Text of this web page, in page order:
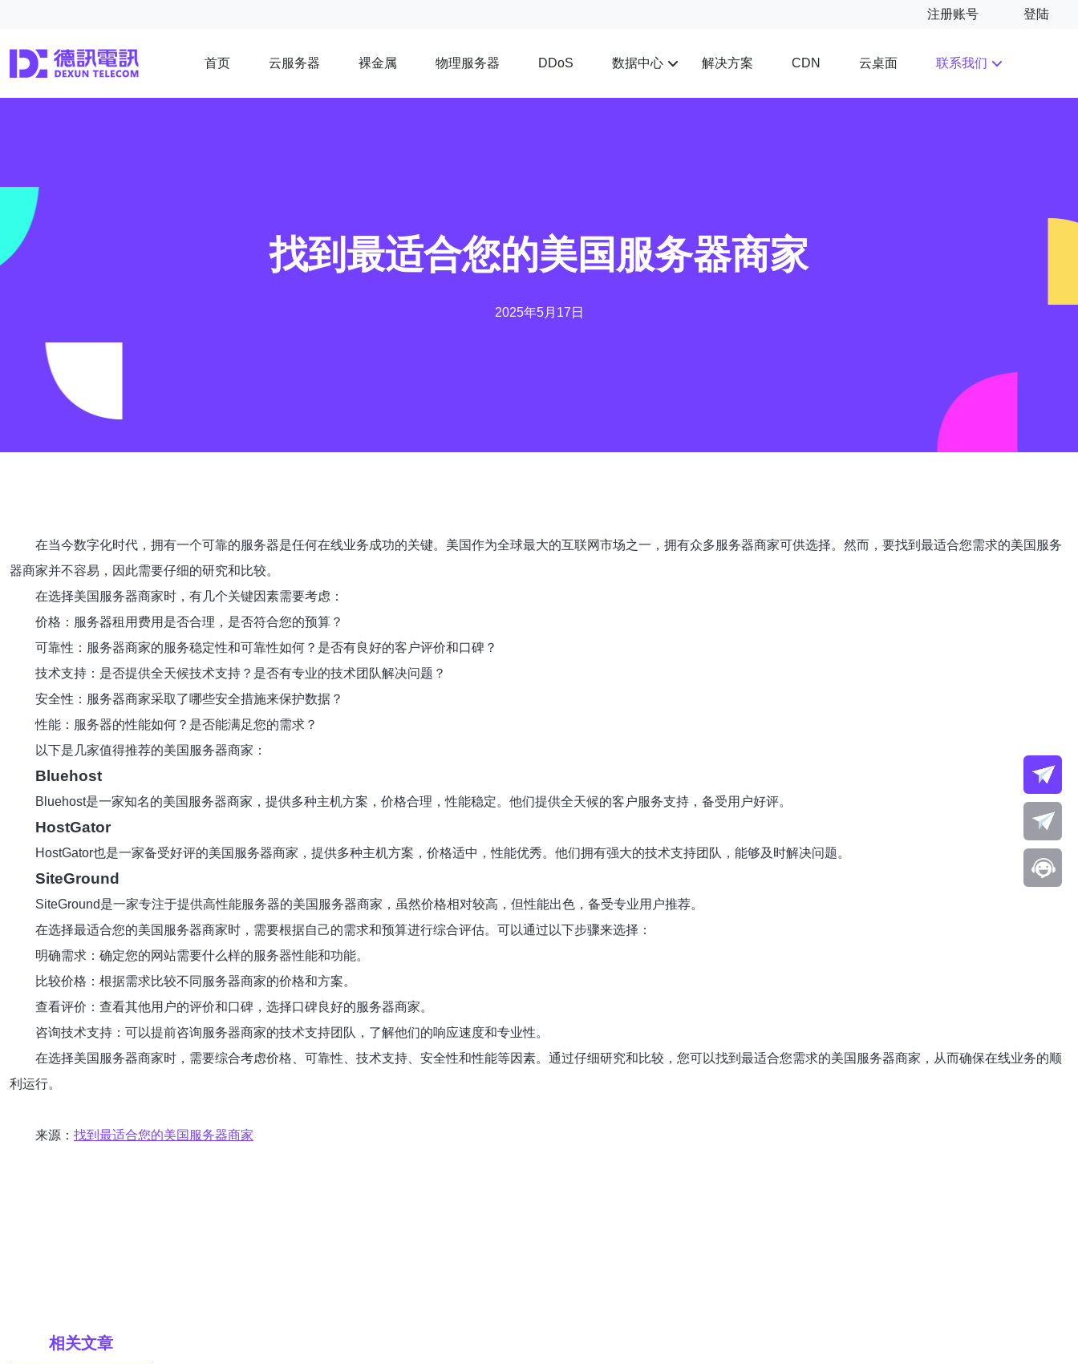
注册账号 登陆
首页 云服务器 裸金属 物理服务器 DDoS 数据中心 解决方案 CDN 云桌面 联系我们
找到最适合您的美国服务器商家
2025年5月17日
在当今数字化时代，拥有一个可靠的服务器是任何在线业务成功的关键。美国作为全球最大的互联网市场之一，拥有众多服务器商家可供选择。然而，要找到最适合您需求的美国服务
器商家并不容易，因此需要仔细的研究和比较。
在选择美国服务器商家时，有几个关键因素需要考虑：
价格：服务器租用费用是否合理，是否符合您的预算？
可靠性：服务器商家的服务稳定性和可靠性如何？是否有良好的客户评价和口碑？
技术支持：是否提供全天候技术支持？是否有专业的技术团队解决问题？
安全性：服务器商家采取了哪些安全措施来保护数据？
性能：服务器的性能如何？是否能满足您的需求？
以下是几家值得推荐的美国服务器商家：
Bluehost
Bluehost是一家知名的美国服务器商家，提供多种主机方案，价格合理，性能稳定。他们提供全天候的客户服务支持，备受用户好评。
HostGator
HostGator也是一家备受好评的美国服务器商家，提供多种主机方案，价格适中，性能优秀。他们拥有强大的技术支持团队，能够及时解决问题。
SiteGround
SiteGround是一家专注于提供高性能服务器的美国服务器商家，虽然价格相对较高，但性能出色，备受专业用户推荐。
在选择最适合您的美国服务器商家时，需要根据自己的需求和预算进行综合评估。可以通过以下步骤来选择：
明确需求：确定您的网站需要什么样的服务器性能和功能。
比较价格：根据需求比较不同服务器商家的价格和方案。
查看评价：查看其他用户的评价和口碑，选择口碑良好的服务器商家。
咨询技术支持：可以提前咨询服务器商家的技术支持团队，了解他们的响应速度和专业性。
在选择美国服务器商家时，需要综合考虑价格、可靠性、技术支持、安全性和性能等因素。通过仔细研究和比较，您可以找到最适合您需求的美国服务器商家，从而确保在线业务的顺
利运行。
来源： 找到最适合您的美国服务器商家
相关文章